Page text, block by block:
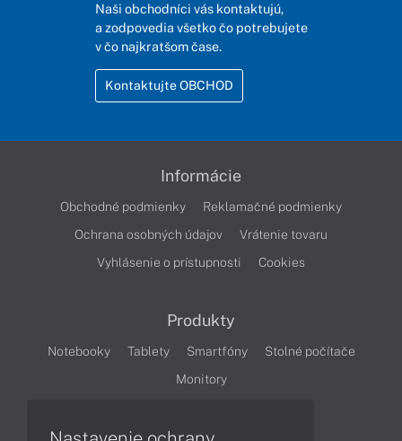
Naši obchodníci vás kontaktujú,
a zodpovedia všetko čo potrebujete
v čo najkratšom čase.
Kontaktujte OBCHOD
Informácie
Obchodné podmienky
Reklamačné podmienky
Ochrana osobných údajov
Vrátenie tovaru
Vyhlásenie o prístupnosti
Cookies
Produkty
Notebooky Tablety Smartfóny
Stolné počítače
Monitory